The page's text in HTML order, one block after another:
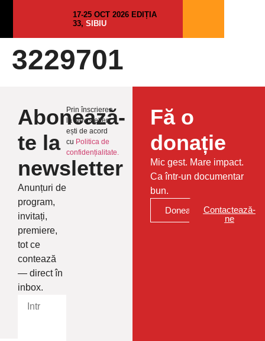
17-25 OCT 2026 EDIȚIA
33, SIBIU
3229701
Abonează-
te la
newsletter
Anunțuri de
program,
invitați,
premiere,
tot ce
contează
— direct în
inbox.
Prin înscrierea
la Newsletter
ești de acord
cu Politica de
confidențialitate.
Fă o
donație
Mic gest. Mare impact.
Ca într-un documentar
bun.
Donează
Contactează-
ne